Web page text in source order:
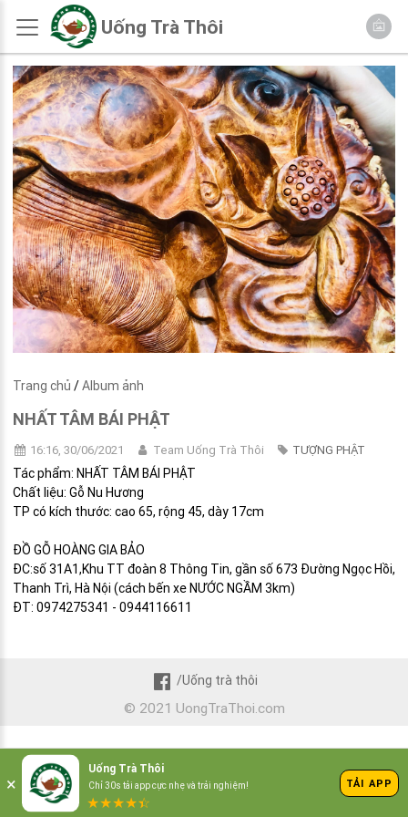
Uống Trà Thôi
Trang chủ /Album ảnh
NHẤT TÂM BÁI PHẬT
16:16, 30/06/2021 Team Uống Trà Thôi TƯỢNG PHẬT
Tác phẩm: NHẤT TÂM BÁI PHẬT
Chất liệu: Gỗ Nu Hương
TP có kích thước: cao 65, rộng 45, dày 17cm
ĐỒ GỖ HOÀNG GIA BẢO
ĐC:số 31A1,Khu TT đoàn 8 Thông Tin, gần số 673 Đường Ngọc Hồi,
Thanh Trì, Hà Nội (cách bến xe NƯỚC NGẦM 3km)
ĐT: 0974275341 - 0944116611
/Uống trà thôi
© 2021 UongTraThoi.com
TẢI APP
×
Uống Trà Thôi
Chỉ 30s tải app cực nhẹ và trải nghiệm!
★★★★☆
★